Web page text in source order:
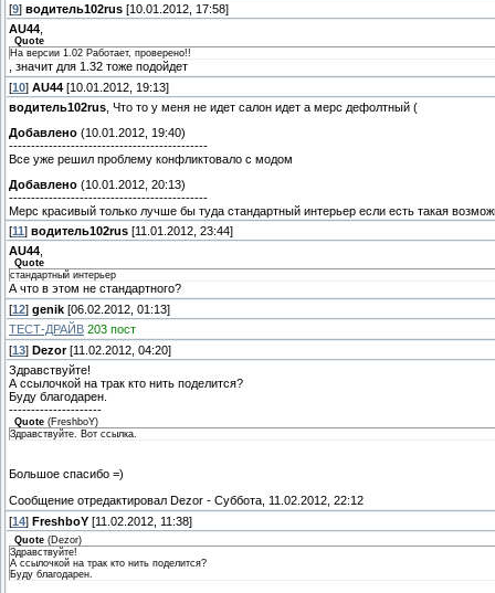
[9] водитель102rus [10.01.2012, 17:58]
AU44
Quote
На версии 1.02 Работает, проверено!!
, значит для 1.32 тоже подойдет
[10] AU44 [10.01.2012, 19:13]
водитель102rus , Что то у меня не идет салон идет а мерс дефолтный (
Добавлено (10.01.2012, 19:40)
---------------------------------------------
Все уже решил проблему конфликтовало с модом
Добавлено (10.01.2012, 20:13)
---------------------------------------------
Мерс красивый только лучше бы туда стандартный интерьер если есть такая
[11 ] водитель102rus [11.01.2012, 23:44]
AU44
Quote
стандартный интерьер
А что в этом не стандартного?
[12] genik [06.02.2012, 01:13]
ТЕСТ-ДРАЙВ 203 пост
[13] Dezor[11.02.2012, 04:20]
Здравствуйте!
А ссылочкой на трак кто нить поделится?
Буду благодарен.
---------------------
Quote (FreshboY)
Здравствуйте. Вот ссылка.
Большое спасибо =)
Сообщение отредактировал Dezor - Суббота, 11.02.2012, 22:12
[14] FreshboY [11.02.2012, 11:38]
Quote (Dezor)
Здравствуйте!
А ссылочкой на трак кто нить поделится?
Буду благодарен.